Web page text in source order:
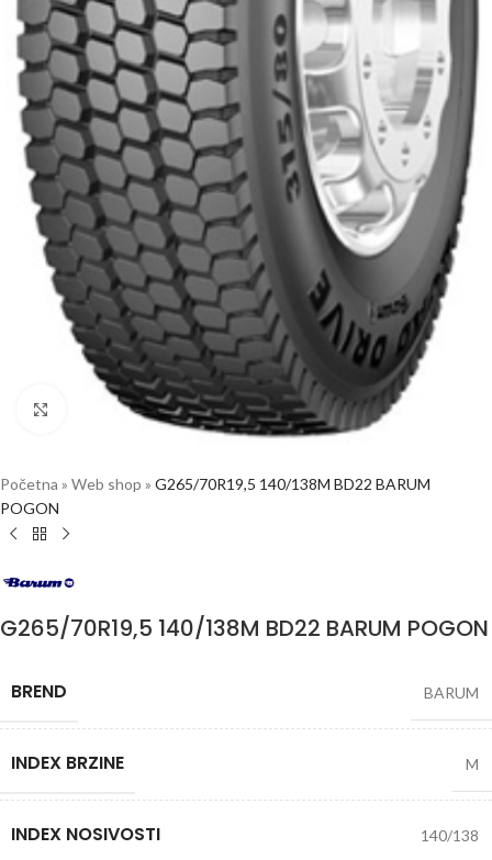
Click to enlarge
Početna » Web shop » G265/70R19,5 140/138M BD22 BARUM
POGON
G265/70R19,5 140/138M BD22 BARUM POGON
BREND BARUM
INDEX BRZINE M
INDEX NOSIVOSTI 140/138